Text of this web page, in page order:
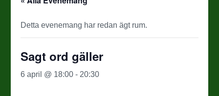
Detta evenemang har redan ägt rum.
Sagt ord gäller
6 april @ 18:00 - 20:30